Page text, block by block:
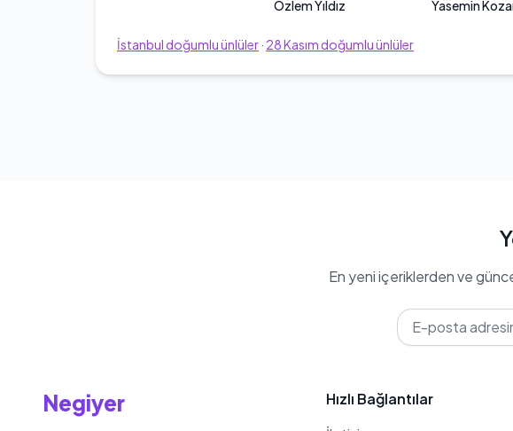
Özlem Yıldız Yasemin
İstanbul doğumlu ünlüler· 28Kasım doğumlu ünlüler
En yeni içeriklerden ve
Negiyer
Hızlı Bağlantılar